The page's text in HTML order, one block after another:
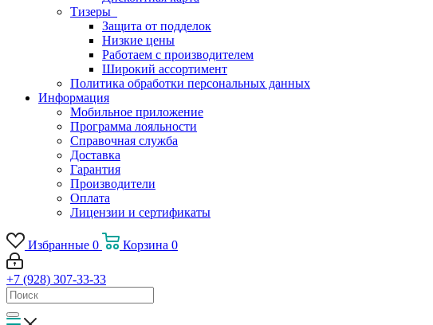
Тизеры
Защита от подделок
Низкие цены
Работаем с производителем
Широкий ассортимент
Политика обработки персональных данных
Информация
Мобильное приложение
Программа лояльности
Справочная служба
Доставка
Гарантия
Производители
Оплата
Лицензии и сертификаты
Избранные 0 Корзина 0
+7 (928) 307-33-33